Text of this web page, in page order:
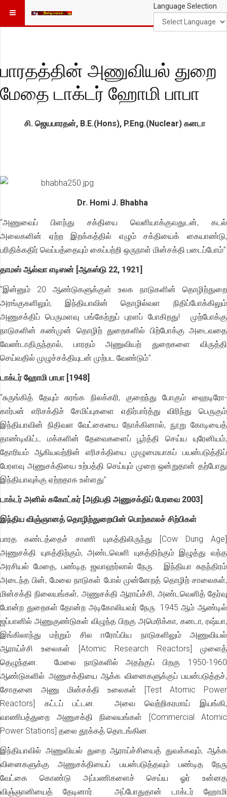
Language Selection
பாரதத்தின் அணுவியல் துறை
மேதை டாக்டர் ஹோமி பாபா
சி. ஜெயபாரதன், B.E.(Hons), P.Eng.(Nuclear) கனடா
Dr. Homi J. Bhabha
“அணுவைப் பிளந்து சக்தியை வெளியாக்குவதுடன், கடல்
அலைகளின் ஏற்ற இறக்கத்தில் எழும் சக்தியைக் கையாண்டு,
பரிதிக்கதிர் வெப்பத்தையும் கைப்பற்றி ஒருநாள் மின்சக்தி படைப்போம்”
தாமஸ் ஆல்வா எடிஸன் [ஆகஸ்டு 22, 1921]
“இன்னும் 20 ஆண்டுகளுக்குள் உலக நாடுகளின் தொழிற்துறை
அரங்குகளிலும், இந்தியாவின் தொழில்வள நிதிப்போக்கிலும்
அணுசக்திப் பெருமளவு பங்கேற்றுப் புரளப் போகிறது! முற்போக்கு
நாடுகளின் கண்முன் தொழிற் துறைகளில் பிற்போக்கு அடைவதை
வேண்டாதிருந்தால், பாரதம் அணுவியற் துறைகளை விருத்தி
செய்வதில் முழுச்சக்தியுடன் முற்பட வேண்டும்”.
டாக்டர் ஹோமி பாபா [1948]
“சுருங்கித் தேயும் சுரங்க நிலக்கரி, குறைந்து போகும் ஹைடிரோ-
கார்பன் எரிசக்திச் சேமிப்புகளை எதிர்பார்த்து விரிந்து பெருகும்
இந்தியாவின் நிதிவள வேட்கையை நோக்கினால், நூறு கோடியைத்
தாண்டிவிட்ட மக்களின் தேவைகளைப் பூர்த்தி செய்ய யுரேனியம்,
தோரியம் ஆகியவற்றின் எரிசக்தியை முழுமையாகப் பயன்படுத்திப்
பேரளவு அணுசக்தியை உற்பத்தி செய்யும் முறை ஒன்றுதான் தற்போது
இந்தியாவுக்கு ஏற்றதாக உள்ளது”
டாக்டர் அனில் ககோட்கர் [அதிபதி அணுசக்திப் பேரவை 2003]
இந்திய விஞ்ஞானத் தொழிற்துறையின் பொற்காலச் சிற்பிகள்
பாரத கண்டத்தைச் சாணி யுகத்திலிருந்து [Cow Dung Age]
அணுசக்தி யுகத்திற்கும், அண்டவெளி யுகத்திற்கும் இழுத்து வந்த
அரசியல் மேதை, பண்டித ஜவாஹர்லால் நேரு. இந்தியா சுதந்திரம்
அடைந்த பின், மேலை நாடுகள் போல் முன்னேறத் தொழிற் சாலைகள்,
மின்சக்தி நிலையங்கள், அணுசக்தி ஆராய்ச்சி, அண்டவெளித் தேர்வு
போன்ற துறைகள் தோன்ற அடிகோலியவர் நேரு. 1945 ஆம் ஆண்டில்
ஜப்பானில் அணுகுண்டுகள் விழுந்த பிறகு அமெரிக்கா, கனடா, ரஷ்யா,
இங்கிலாந்து மற்றும் சில ஈரோப்பிய நாடுகளிலும் அணுவியல்
ஆராய்ச்சி உலைகள் [Atomic Research Reactors] முளைத்
தெழுந்தன. மேலை நாடுகளில் அதற்குப் பிறகு 1950-1960
ஆண்டுகளில் அணுசக்தியை ஆக்க வினைகளுக்குப் பயன்படுத்தச்,
சோதனை அணு மின்சக்தி உலைகள் [Test Atomic Power
Reactors] கட்டப் பட்டன. அவை வெற்றிகரமாய் இயங்கி,
வாணிபத்துறை அணுசக்தி நிலையங்கள் [Commercial Atomic
Power Stations] தலை தூக்கத் தொடங்கின.
இந்தியாவில் அணுவியல் துறை ஆராய்ச்சியைத் துவக்கவும், ஆக்க
வினைகளுக்கு அணுசக்தியைப் பயன்படுத்தவும் பண்டித நேரு
வேட்கை கொண்டு அப்பணிகளைச் செய்ய ஓர் உன்னத
விஞ்ஞானியைத் தேடினார். அப்போதுதான் டாக்டர் ஹோமி